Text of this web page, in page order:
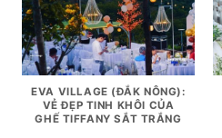
EVA VILLAGE (ĐẮK NÔNG):
VẺ ĐẸP TINH KHÔI CỦA
GHẾ TIFFANY SẮT TRẮNG